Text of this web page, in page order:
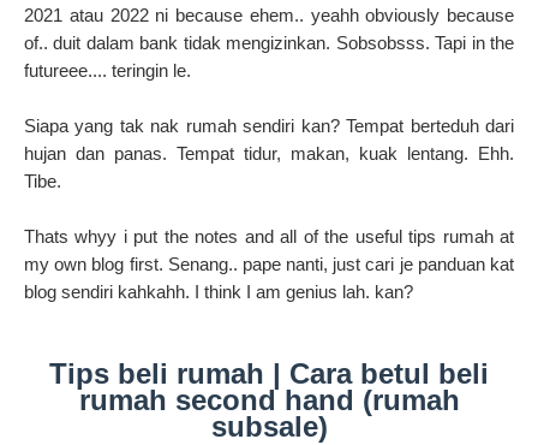
2021 atau 2022 ni because ehem.. yeahh obviously because
of.. duit dalam bank tidak mengizinkan. Sobsobsss. Tapi in the
futureee.... teringin le.
Siapa yang tak nak rumah sendiri kan? Tempat berteduh dari
hujan dan panas. Tempat tidur, makan, kuak lentang. Ehh.
Tibe.
Thats whyy i put the notes and all of the useful tips rumah at
my own blog first. Senang.. pape nanti, just cari je panduan kat
blog sendiri kahkahh. I think I am genius lah. kan?
Tips beli rumah | Cara betul beli
rumah second hand (rumah
subsale)